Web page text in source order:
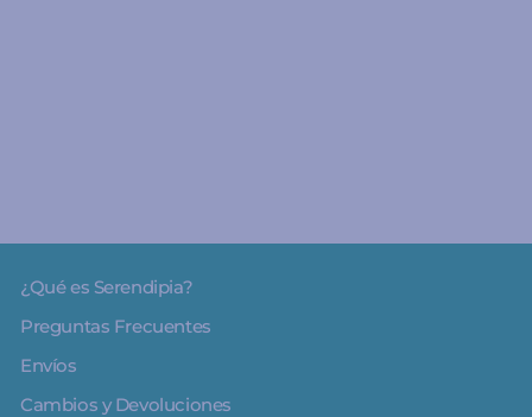
¿Qué es Serendipia?
Preguntas Frecuentes
Envíos
Cambios y Devoluciones